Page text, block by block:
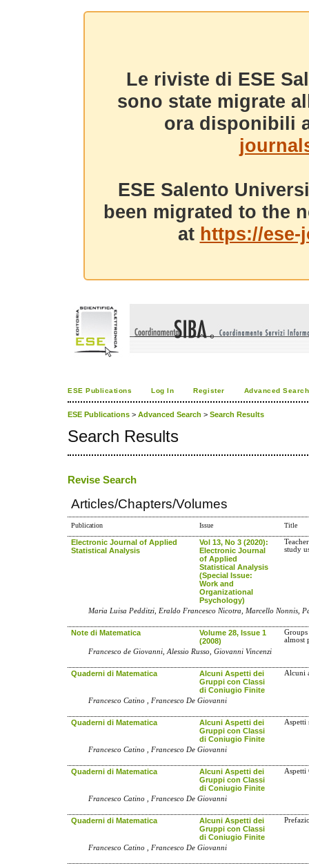
Le riviste di ESE
sono state migrate
ora disponibili
ESE Salento
been migrated to the
at https://
ESE Publications Log In Register Advanced Search
ESE Publications > Advanced Search > Search Results
Search Results
Revise Search
Articles/Chapters/Volumes
Publication Issue Title
Electronic Journal of Applied
Statistical Analysis
Vol 13, No 3 (2020):
Electronic Journal
of Applied
Statistical Analysis
(Special Issue:
Work and
Organizational
Psychology)
study
Maria Luisa Pedditzi, Eraldo Francesco Nicotra, Marcello Nonnis,
Note di Matematica
Volume 28, Issue 1
(2008)
almost
Francesco de Giovanni, Alessio Russo, Giovanni Vincenzi
Quaderni di Matematica
Alcuni Aspetti dei
Gruppi con Classi
di Coniugio Finite
Alcuni
Francesco Catino , Francesco De Giovanni
Quaderni di Matematica
Alcuni Aspetti dei
Gruppi con Classi
di Coniugio Finite
Aspetti
Francesco Catino , Francesco De Giovanni
Quaderni di Matematica
Alcuni Aspetti dei
Gruppi con Classi
di Coniugio Finite
Aspetti
Francesco Catino , Francesco De Giovanni
Quaderni di Matematica
Alcuni Aspetti dei
Gruppi con Classi
di Coniugio Finite
Francesco Catino , Francesco De Giovanni